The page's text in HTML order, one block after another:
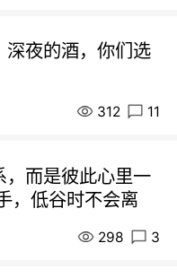
深夜的酒，你们选
312 11
，而是彼此心里一
，低谷时不会离
298 3